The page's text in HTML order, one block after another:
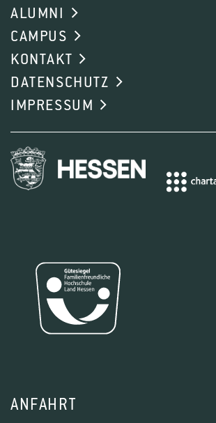
ALUMNI
CAMPUS
KONTAKT
DATENSCHUTZ
IMPRESSUM
ANFAHRT